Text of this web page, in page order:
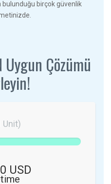
bulunduğu birçok güvenlik
Çözümü
Unit)
USD